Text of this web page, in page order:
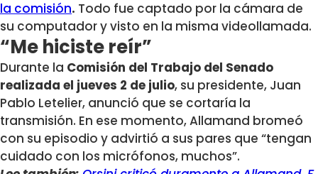
la comisión. Todo fue captado por la cámara de
su computador y visto en la misma videollamada.
“Me hiciste reír”
Durante la Comisión del Trabajo del Senado
realizada el jueves 2 de julio, su presidente, Juan
Pablo Letelier, anunció que se cortaría la
transmisión. En ese momento, Allamand bromeó
con su episodio y advirtió a sus pares que “tengan
cuidado con los micrófonos, muchos”.